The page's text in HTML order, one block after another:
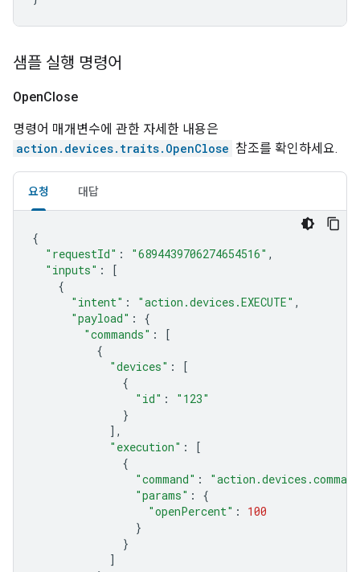
샘플 실행 명령어
OpenClose
명령어 매개변수에 관한 자세한 내용은
action.devices.traits.OpenClose 참조를 확인하세요.
요청 대답
{
"requestId" : "6894439706274654516" ,
"inputs" :
[
{
"intent" : "action.devices.EXECUTE" ,
"payload" :
{
"commands" :
[
{
"devices" :
[
{
"id" :
"123"
}
],
"execution" :
[
{
"command" :
"params" :
{
"openPercent" :
100
}
}
]